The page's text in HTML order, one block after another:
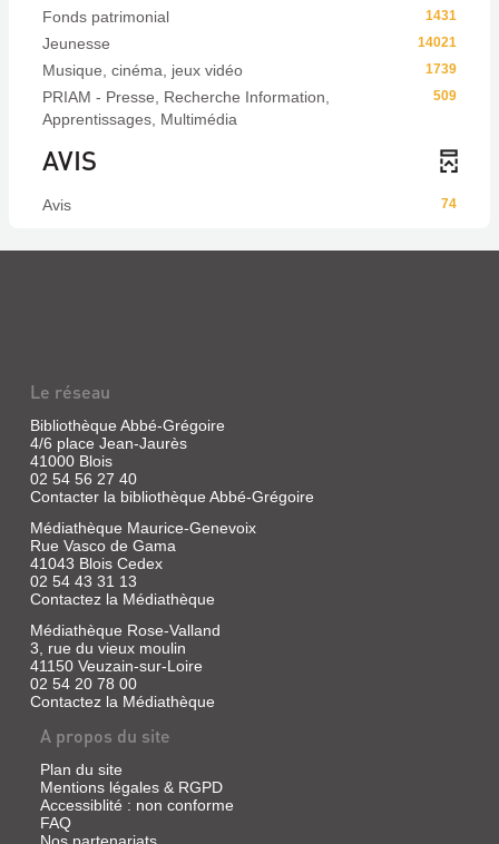
1431
Fonds patrimonial
14021
Jeunesse
1739
Musique, cinéma, jeux vidéo
509
PRIAM - Presse, Recherche Information,
Apprentissages, Multimédia
AVIS
74
Avis
Le réseau
Bibliothèque Abbé-Grégoire
4/6 place Jean-Jaurès
41000 Blois
02 54 56 27 40
Contacter la bibliothèque Abbé-Grégoire
Médiathèque Maurice-Genevoix
Rue Vasco de Gama
41043 Blois Cedex
02 54 43 31 13
Contactez la Médiathèque
Médiathèque Rose-Valland
3, rue du vieux moulin
41150 Veuzain-sur-Loire
02 54 20 78 00
Contactez la Médiathèque
A propos du site
Plan du site
Mentions légales & RGPD
Accessiblité : non conforme
FAQ